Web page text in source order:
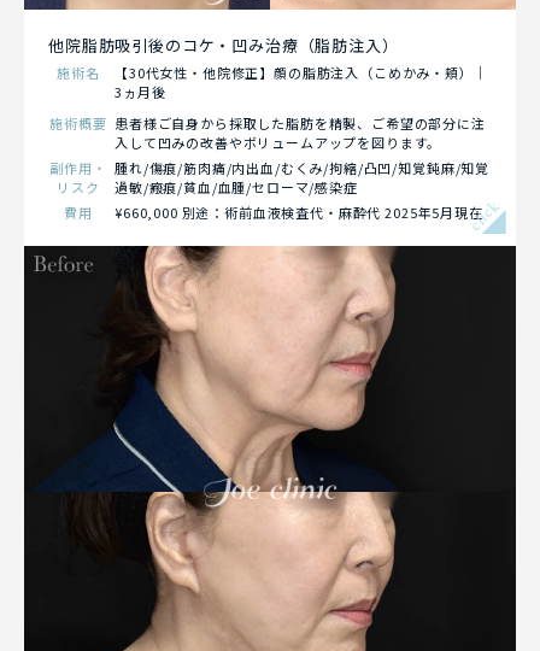
他院脂肪吸引後のコケ・凹み治療（脂肪注入）
施術名
【30代女性・他院修正】顔の脂肪注入（こめかみ・頬）｜
3ヵ月後
施術概要 患者様ご自身から採取した脂肪を精製、ご希望の部分に注
入して凹みの改善やボリュームアップを図ります。
副作用・
リスク
腫れ/傷痕/筋肉痛/内出血/むくみ/拘縮/凸凹/知覚鈍麻/知覚
過敏/瘢痕/貧血/血腫/セローマ/感染症
費用
¥660,000 別途：術前血液検査代・麻酔代 2025年5月現在click